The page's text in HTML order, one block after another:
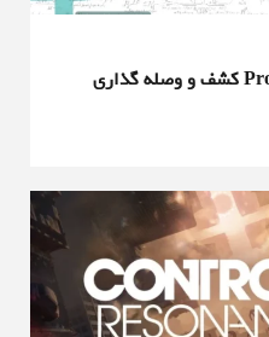
مایکروسافت با Project Perception کشف و وصله گذاری